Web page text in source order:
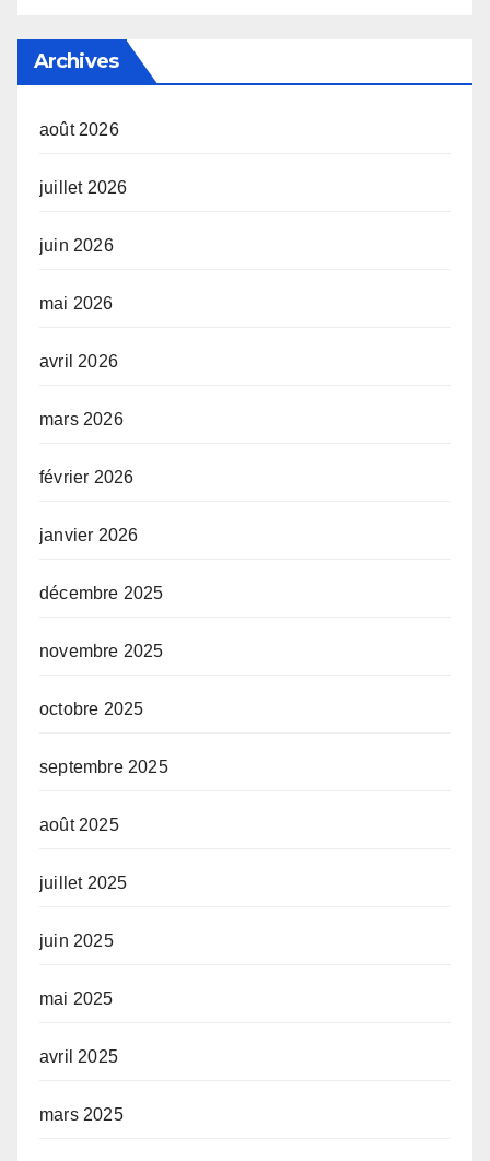
Archives
août 2026
juillet 2026
juin 2026
mai 2026
avril 2026
mars 2026
février 2026
janvier 2026
décembre 2025
novembre 2025
octobre 2025
septembre 2025
août 2025
juillet 2025
juin 2025
mai 2025
avril 2025
mars 2025